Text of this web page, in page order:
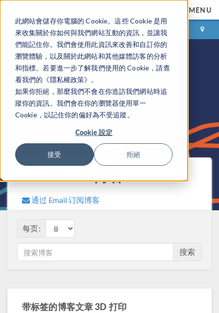
此網站會儲存你電腦的 Cookie。這些 Cookie 是用
來收集關於你如何與我們網站互動的資訊，並讓我
們能記住你。我們會使用此資訊來改善和自訂你的
瀏覽體驗，以及關於此網站和其他媒體訪客的分析
和指標。若要進一步了解我們使用的 Cookie，請查
看我們的《隱私權政策》。
如果你拒絕，那麼我們不會在你造訪我們網站時追
蹤你的資訊。我們會在你的瀏覽器使用單一
Cookie，以記住你的偏好為不受追蹤。
Cookie 設定
接受 拒絕
MENU
登录 咨询与购买
COMSOL 博客
通过 Email 订阅博客
每页:
搜索
带标签的博客文章 3D 打印